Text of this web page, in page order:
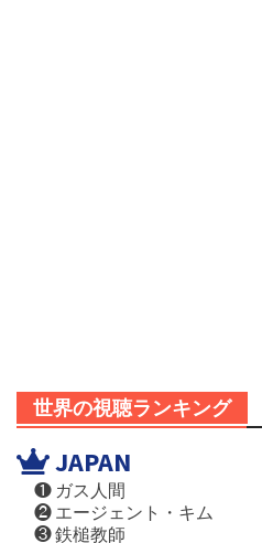
世界の視聴ランキング
JAPAN
❶ ガス人間
❷ エージェント・キム
❸ 鉄槌教師